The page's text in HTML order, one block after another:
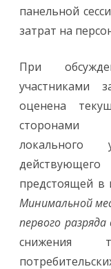
панельной
затрат на
При
участниками
оценена
сторонами
предстоящей в
Минимальной
первого
снижения